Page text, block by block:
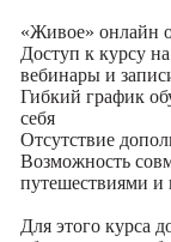
«Живое» онлайн
Доступ к курсу
вебинары и
Гибкий график
себя
Отсутствие
Возможность
путешествиями и
Для этого курса